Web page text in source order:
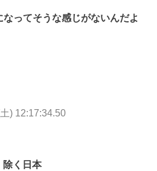
なってそうな感じがないんだよ
) 12:17:34.50
く日本